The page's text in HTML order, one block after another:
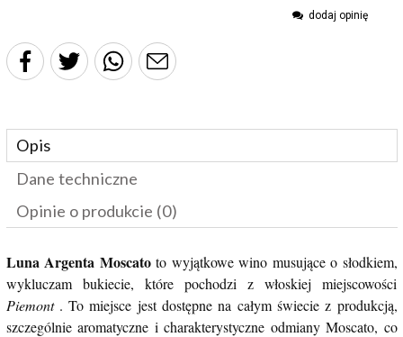
dodaj opinię
Opis
Dane techniczne
Opinie o produkcie (0)
Luna Argenta Moscatoto wyjątkowe wino musujące o słodkiem,
wykluczam bukiecie, które pochodzi z włoskiej miejscowości
Piemont. To miejsce jest dostępne na całym świecie z produkcją,
szczególnie aromatyczne i charakterystyczne odmiany Moscato, co